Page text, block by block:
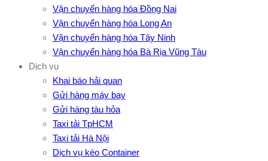
Vận chuyển hàng hóa Đồng Nai
Vận chuyển hàng hóa Long An
Vận chuyển hàng hóa Tây Ninh
Vận chuyển hàng hóa Bà Rịa Vũng Tàu
Dịch vụ
Khai báo hải quan
Gửi hàng máy bay
Gửi hàng tàu hỏa
Taxi tải TpHCM
Taxi tải Hà Nội
Dịch vụ kéo Container